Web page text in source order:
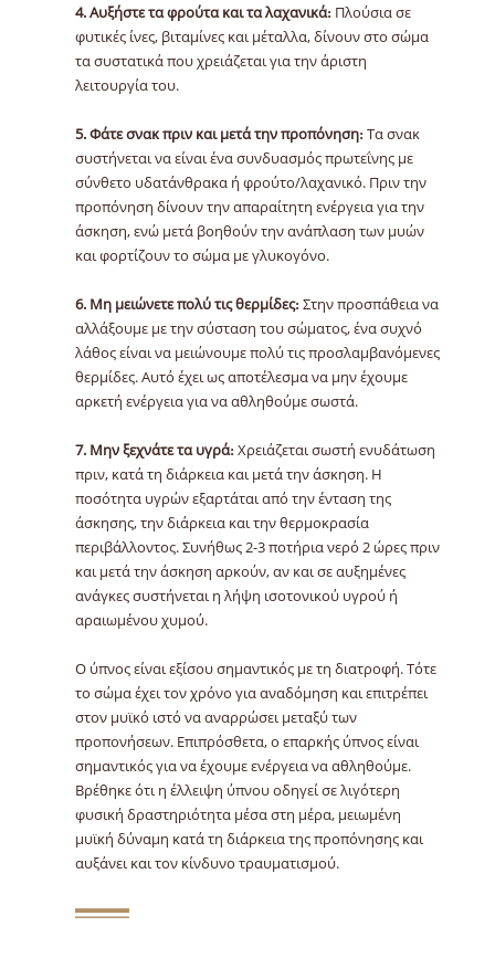
4. Αυξήστε τα φρούτα και τα λαχανικά: Πλούσια σε
φυτικές ίνες, βιταμίνες και μέταλλα, δίνουν στο σώμα
τα συστατικά που χρειάζεται για την άριστη
λειτουργία του.
5. Φάτε σνακ πριν και μετά την προπόνηση: Τα σνακ
συστήνεται να είναι ένα συνδυασμός πρωτεΐνης με
σύνθετο υδατάνθρακα ή φρούτο/λαχανικό. Πριν την
προπόνηση δίνουν την απαραίτητη ενέργεια για την
άσκηση, ενώ μετά βοηθούν την ανάπλαση των μυών
και φορτίζουν το σώμα με γλυκογόνο.
6. Μη μειώνετε πολύ τις θερμίδες: Στην προσπάθεια να
αλλάξουμε με την σύσταση του σώματος, ένα συχνό
λάθος είναι να μειώνουμε πολύ τις προσλαμβανόμενες
θερμίδες. Αυτό έχει ως αποτέλεσμα να μην έχουμε
αρκετή ενέργεια για να αθληθούμε σωστά.
7. Μην ξεχνάτε τα υγρά: Χρειάζεται σωστή ενυδάτωση
πριν, κατά τη διάρκεια και μετά την άσκηση. Η
ποσότητα υγρών εξαρτάται από την ένταση της
άσκησης, την διάρκεια και την θερμοκρασία
περιβάλλοντος. Συνήθως 2-3 ποτήρια νερό 2 ώρες πριν
και μετά την άσκηση αρκούν, αν και σε αυξημένες
ανάγκες συστήνεται η λήψη ισοτονικού υγρού ή
αραιωμένου χυμού.
Ο ύπνος είναι εξίσου σημαντικός με τη διατροφή. Τότε
το σώμα έχει τον χρόνο για αναδόμηση και επιτρέπει
στον μυϊκό ιστό να αναρρώσει μεταξύ των
προπονήσεων. Επιπρόσθετα, ο επαρκής ύπνος είναι
σημαντικός για να έχουμε ενέργεια να αθληθούμε.
Βρέθηκε ότι η έλλειψη ύπνου οδηγεί σε λιγότερη
φυσική δραστηριότητα μέσα στη μέρα, μειωμένη
μυϊκή δύναμη κατά τη διάρκεια της προπόνησης και
αυξάνει και τον κίνδυνο τραυματισμού.